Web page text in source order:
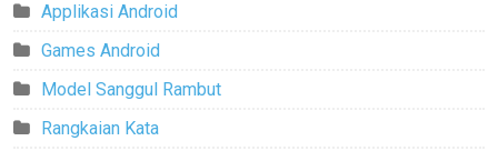
Applikasi Android
Games Android
Model Sanggul Rambut
Rangkaian Kata